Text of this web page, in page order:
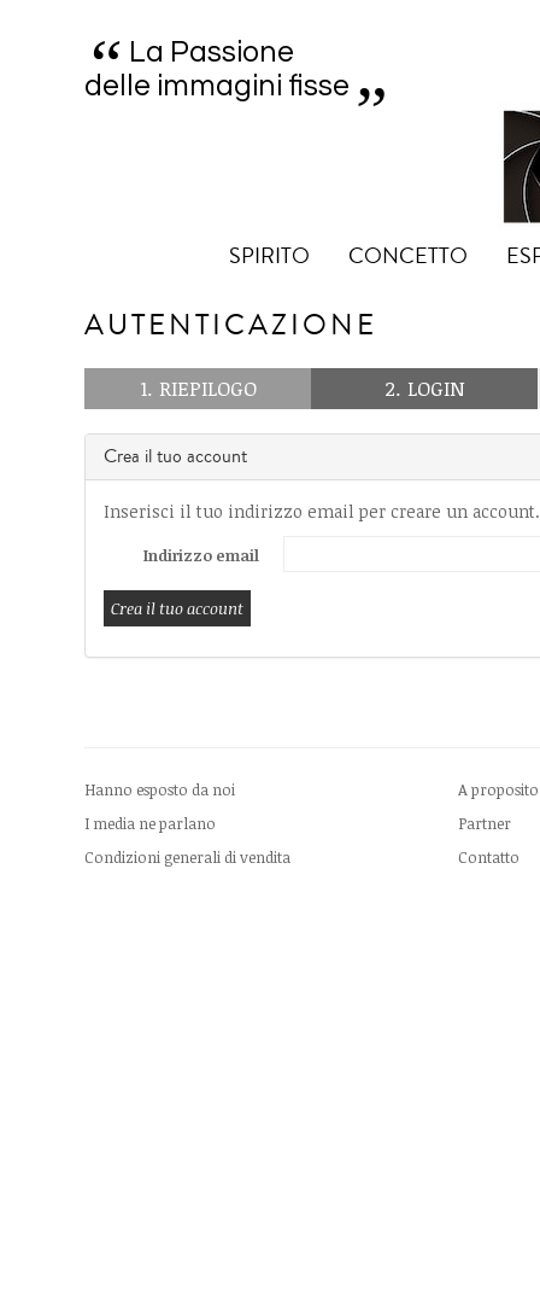
“ La Passione
delle immagini fisse „
SPIRITO CONCETTO
AUTENTICAZIONE
1. RIEPILOGO 2. LOGIN
Crea il tuo account
Inserisci il tuo indirizzo email per creare un
Indirizzo email
Hanno esposto da noi
I media ne parlano
Condizioni generali di vendita
A proposito
Partner
Contatto